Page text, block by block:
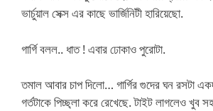
ভার্চুয়াল সেক্স এর কাছে ভার্জিনিটী হারিয়েছো.
গার্গি বলল.. ধাত ! এবার ঢোকাও পুরোটা.
তমাল আবার চাপ দিলো… গার্গির গুদের ঘন রসটা
গর্তটাকে পিচ্ছ্লা করে রেখেছে. টাইট লাগলেও খুব